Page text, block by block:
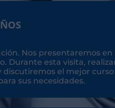
Nos presentaremos en
Durante esta visita,
el mejor curso
sus necesidades.